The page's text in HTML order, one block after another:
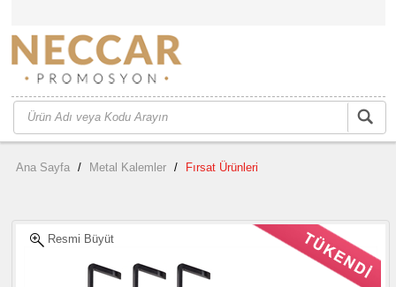
Ana Sayfa / Metal Kalemler / Fırsat Ürünleri
Resmi Büyüt